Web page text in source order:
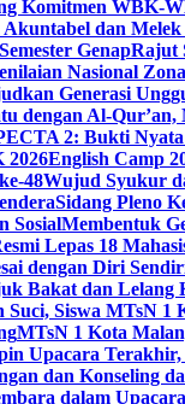
Komitmen WBK-
dan Melek
GenapRajut
Nasional
Generasi
dengan Al-
2: Bukti
2026English Camp
48Wujud Syukur
Sidang Pleno
SosialMembentuk
Lepas 18
dengan Diri
Bakat dan Lelang
Siswa MTsN
MTsN 1 Kota
Upacara
dan Konseling
dalam